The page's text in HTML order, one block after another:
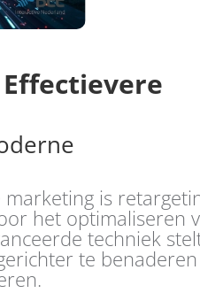
is
het optimaliseren
techniek
te